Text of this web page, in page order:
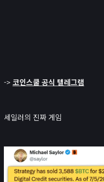
-> 코인스쿨 공식 텔레그램
세일러의 진짜 게임